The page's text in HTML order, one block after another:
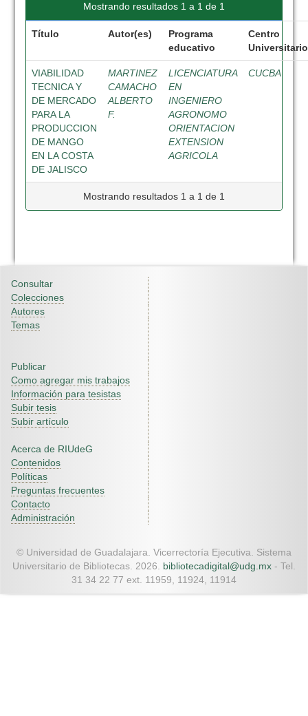
Mostrando resultados 1 a 1 de 1
Título Autor(es)
Programa
educativo
Centro
Universitario
VIABILIDAD
TECNICA Y
DE MERCADO
PARA LA
PRODUCCION
DE MANGO
EN LA COSTA
DE JALISCO
MARTINEZ
CAMACHO
ALBERTO
F.
LICENCIATURA
EN
INGENIERO
AGRONOMO
ORIENTACION
EXTENSION
AGRICOLA
CUCBA
Mostrando resultados 1 a 1 de 1
Consultar
Colecciones
Autores
Temas
Publicar
Como agregar mis trabajos
Información para tesistas
Subir tesis
Subir artículo
Acerca de RIUdeG
Contenidos
Políticas
Preguntas frecuentes
Contacto
Administración
© Universidad de Guadalajara. Vicerrectoría Ejecutiva. Sistema
Universitario de Bibliotecas. 2026. bibliotecadigital@udg.mx - Tel.
31 34 22 77 ext. 11959, 11924, 11914